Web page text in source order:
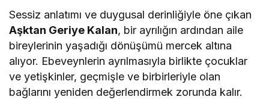
Sessiz anlatımı ve duygusal derinliğiyle öne çıkan
Aşktan Geriye Kalan, bir ayrılığın ardından aile
bireylerinin yaşadığı dönüşümü mercek altına
alıyor. Ebeveynlerin ayrılmasıyla birlikte çocuklar
ve yetişkinler, geçmişle ve birbirleriyle olan
bağlarını yeniden değerlendirmek zorunda kalır.